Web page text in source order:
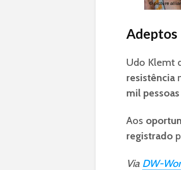
Adeptos
Udo Klemt
resistência
mil pessoas
Aos
registrado
Via DW-